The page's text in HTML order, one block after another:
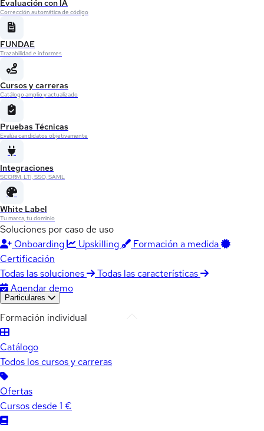
Evaluación con IA
Corrección automática de código
FUNDAE
Trazabilidad e informes
Cursos y carreras
Catálogo amplio y actualizado
Pruebas Técnicas
Evalúa candidatos objetivamente
Integraciones
SCORM, LTI, SSO, SAML
White Label
Tu marca, tu dominio
Soluciones por caso de uso
Onboarding
Upskilling
Formación a medida
Certificación
Todas las soluciones
Todas las características
Agendar demo
Particulares
Formación individual
Catálogo
Todos los cursos y carreras
Ofertas
Cursos desde 1 €